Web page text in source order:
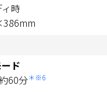
時
ド
60分＊※6